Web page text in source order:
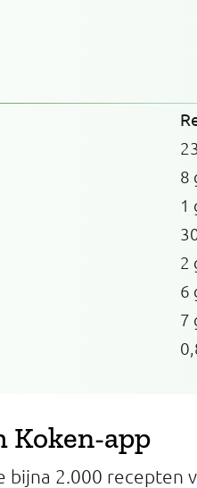
8
1
2
6
7
Koken-app
bijna 2.000 recepten